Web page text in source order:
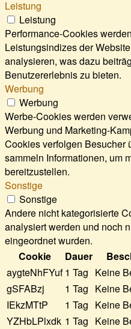
Leistung
Leistung
Performance-Cookies
Leistungsindizes der
analysieren, was dazu
Benutzererlebnis zu bieten.
Werbung
Werbung
Werbe-Cookies werden
Werbung und Marketing-
Cookies verfolgen Besucher
sammeln Informationen, um
bereitzustellen.
Sonstige
Sonstige
Andere nicht kategorisierte
analysiert werden und noch
eingeordnet wurden.
Cookie
Dauer
aygteNhFYuf 1 Tag Keine
gSFABzj
1 Tag Keine
IEkzMTtP
1 Tag Keine
YZHbLPlxdk 1 Tag Keine